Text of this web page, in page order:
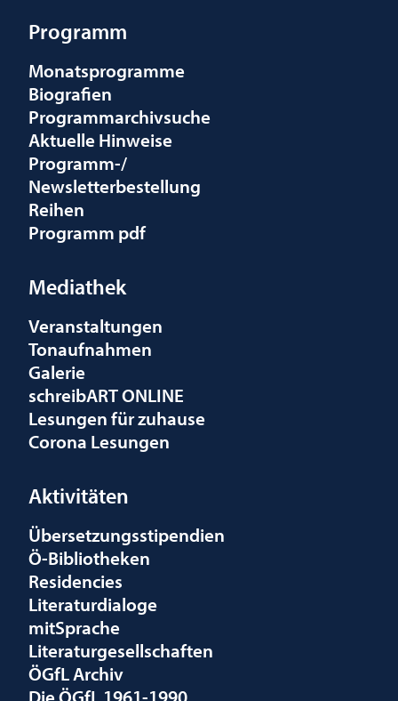
Programm
Monatsprogramme
Biografien
Programmarchivsuche
Aktuelle Hinweise
Programm-/
Newsletterbestellung
Reihen
Programm pdf
Mediathek
Veranstaltungen
Tonaufnahmen
Galerie
schreibART ONLINE
Lesungen für zuhause
Corona Lesungen
Aktivitäten
Übersetzungsstipendien
Ö-Bibliotheken
Residencies
Literaturdialoge
mitSprache
Literaturgesellschaften
ÖGfL Archiv
Die ÖGfL 1961-1990